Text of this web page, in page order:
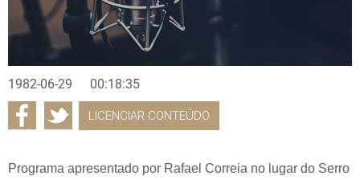
1982-06-29 00:18:35
LICENCIAR CONTEÚDO
Programa apresentado por Rafael Correia no lugar do Serro